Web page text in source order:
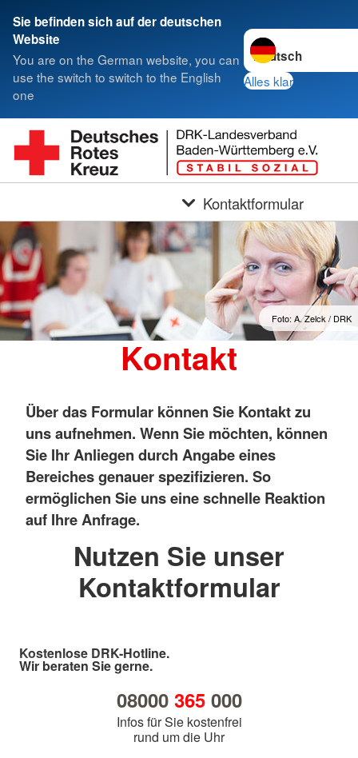
Sie befinden sich auf der deutschen
Website
You are on the German website, you can
use the switch to switch to the English
one
Sprache wechseln
Alles klar
Kontaktformular
Foto: A. Zelck / DRK
Kontakt
Über das Formular können Sie Kontakt zu
uns aufnehmen. Wenn Sie möchten, können
Sie Ihr Anliegen durch Angabe eines
Bereiches genauer spezifizieren. So
ermöglichen Sie uns eine schnelle Reaktion
auf Ihre Anfrage.
Nutzen Sie unser
Kontaktformular
Kostenlose DRK-Hotline.
Wir beraten Sie gerne.
08000 365000
Infos für Sie kostenfrei
rund um die Uhr